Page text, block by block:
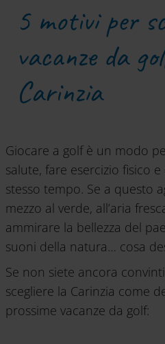
5 motivi per
vacanze da
Carinzia
Giocare a golf è un modo
salute, fare esercizio fisico
stesso tempo. Se a questo
mezzo al verde, all’aria
ammirare la bellezza del
suoni della natura… cosa
Se non siete ancora
scegliere la Carinzia come
prossime vacanze da golf: